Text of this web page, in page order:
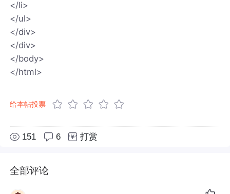
</li>
</ul>
</div>
</div>
</body>
</html>
给本帖投票
151 6 打赏
全部评论